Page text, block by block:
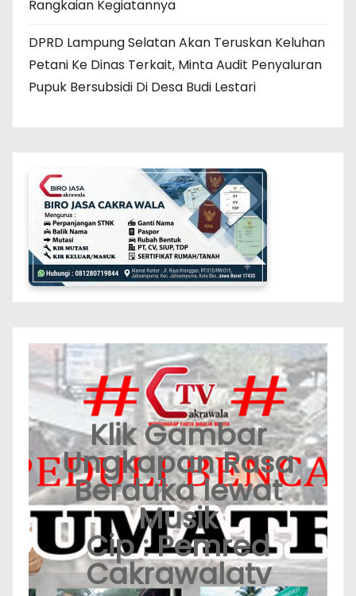
Rangkaian Kegiatannya
DPRD Lampung Selatan Akan Teruskan Keluhan
Petani Ke Dinas Terkait, Minta Audit Penyaluran
Pupuk Bersubsidi Di Desa Budi Lestari
Klik Gambar
Ungkapan Rasa
Berduka lewat
Musik
Cip : Pemred
Cakrawalatv